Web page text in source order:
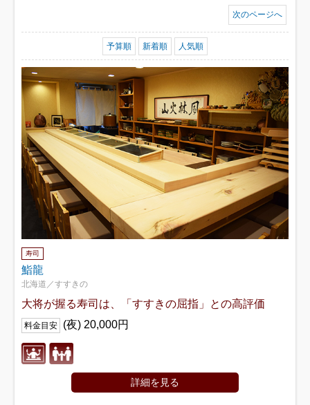
次のページへ
予算順 新着順 人気順
寿司
鮨龍
北海道／すすきの
大将が握る寿司は、「すすきの屈指」との高評価
料金目安 (夜) 20,000円
詳細を見る